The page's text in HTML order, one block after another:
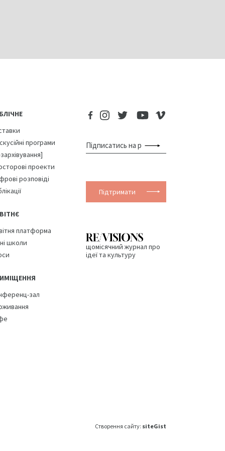
програми
проекти
розповіді
платформа
школи
зал
Підтримати
щомісячний журнал про
ідеї та культуру
Створення сайту: siteGist